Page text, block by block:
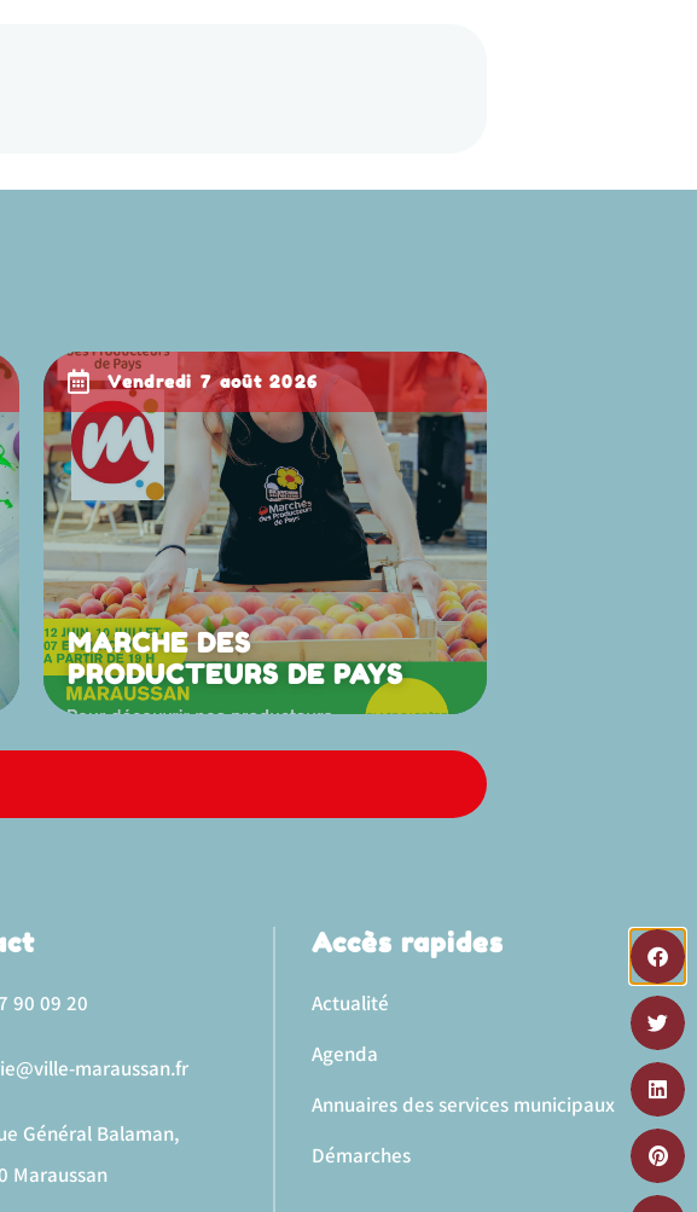
vendredi 7 août 2026
MARCHE DES
PRODUCTEURS DE PAYS
90 09 20
maraussan.fr
Général Balaman,
Maraussan
Accès rapides
Actualité
Agenda
Annuaires des services municipaux
Démarches